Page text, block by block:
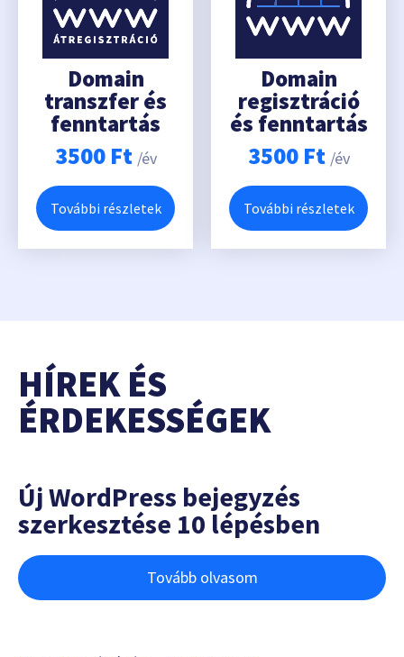
Domain
transzfer és
fenntartás
3500 Ft /év
További részletek
Domain
regisztráció
és fenntartás
3500 Ft /év
További részletek
HÍREK ÉS
ÉRDEKESSÉGEK
Új WordPress bejegyzés
szerkesztése 10 lépésben
Tovább olvasom